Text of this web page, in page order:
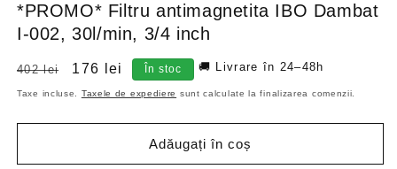
*PROMO* Filtru antimagnetita IBO Dambat
I-002, 30l/min, 3/4 inch
Preț
obișnuit
402 lei
Preț
redus
176 lei În stoc 🚚 Livrare în 24–48h
Taxe incluse. Taxele de expediere sunt calculate la finalizarea comenzii.
Adăugați în coș